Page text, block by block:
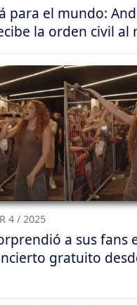
para el mundo:
la orden civil al
4 / 2025
a sus fans
gratuito